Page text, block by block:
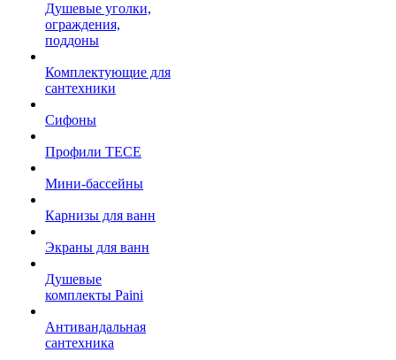
Душевые уголки,
ограждения,
поддоны
Комплектующие для
сантехники
Сифоны
Профили TECE
Мини-бассейны
Карнизы для ванн
Экраны для ванн
Душевые
комплекты Paini
Антивандальная
сантехника